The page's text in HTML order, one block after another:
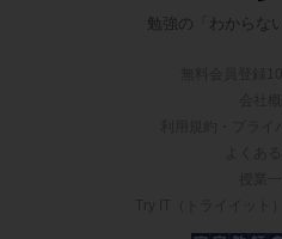
勉強の「わからな